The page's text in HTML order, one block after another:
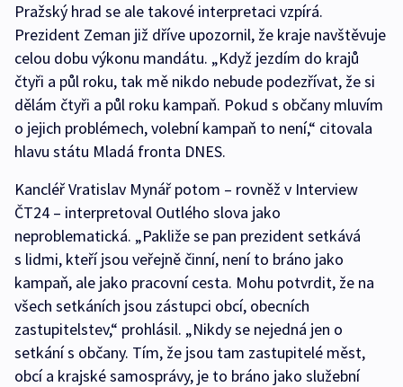
Pražský hrad se ale takové interpretaci vzpírá.
Prezident Zeman již dříve upozornil, že kraje navštěvuje
celou dobu výkonu mandátu. „Když jezdím do krajů
čtyři a půl roku, tak mě nikdo nebude podezřívat, že si
dělám čtyři a půl roku kampaň. Pokud s občany mluvím
o jejich problémech, volební kampaň to není,“ citovala
hlavu státu Mladá fronta DNES.
Kancléř Vratislav Mynář potom – rovněž v Interview
ČT24 – interpretoval Outlého slova jako
neproblematická. „Pakliže se pan prezident setkává
s lidmi, kteří jsou veřejně činní, není to bráno jako
kampaň, ale jako pracovní cesta. Mohu potvrdit, že na
všech setkáních jsou zástupci obcí, obecních
zastupitelstev,“ prohlásil. „Nikdy se nejedná jen o
setkání s občany. Tím, že jsou tam zastupitelé měst,
obcí a krajské samosprávy, je to bráno jako služební